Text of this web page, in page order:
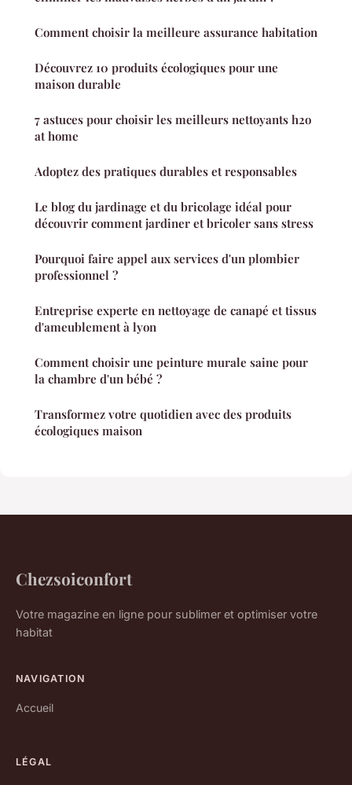
Comment choisir la meilleure assurance habitation
Découvrez 10 produits écologiques pour une
maison durable
7 astuces pour choisir les meilleurs nettoyants h2o
at home
Adoptez des pratiques durables et responsables
Le blog du jardinage et du bricolage idéal pour
découvrir comment jardiner et bricoler sans stress
Pourquoi faire appel aux services d'un plombier
professionnel ?
Entreprise experte en nettoyage de canapé et tissus
d'ameublement à lyon
Comment choisir une peinture murale saine pour
la chambre d'un bébé ?
Transformez votre quotidien avec des produits
écologiques maison
Chezsoiconfort
Votre magazine en ligne pour sublimer et optimiser votre
habitat
NAVIGATION
Accueil
LÉGAL